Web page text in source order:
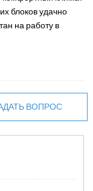
блоков удачно
на работу в
ВОПРОС